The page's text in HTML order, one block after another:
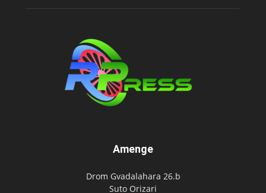
Amenge
Drom Gvadalahara 26.b
Suto Orizari